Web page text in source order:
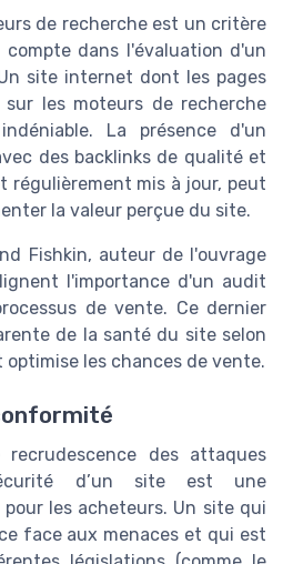
de recherche est un critère
dans l'évaluation d'un
site internet dont les pages
les moteurs de recherche
La présence d'un
des backlinks de qualité et
mis à jour, peut
la valeur perçue du site.
Fishkin, auteur de l'ouvrage
l'importance d'un audit
de vente. Ce dernier
de la santé du site selon
les chances de vente.
des attaques
d’un site est une
les acheteurs. Un site qui
face aux menaces et qui est